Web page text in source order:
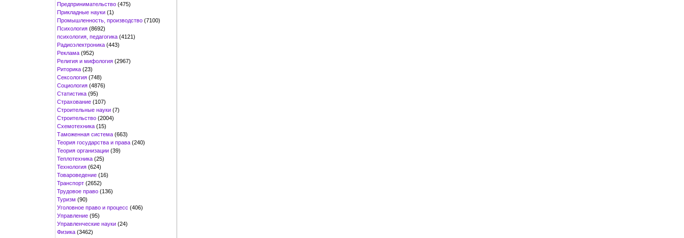
Предпринимательство (475)
Прикладные науки (1)
Промышленность, производство (7100)
Психология (8692)
психология, педагогика (4121)
Радиоэлектроника (443)
Реклама (952)
Религия и мифология (2967)
Риторика (23)
Сексология (748)
Социология (4876)
Статистика (95)
Страхование (107)
Строительные науки (7)
Строительство (2004)
Схемотехника (15)
Таможенная система (663)
Теория государства и права (240)
Теория организации (39)
Теплотехника (25)
Технология (624)
Товароведение (16)
Транспорт (2652)
Трудовое право (136)
Туризм (90)
Уголовное право и процесс (406)
Управление (95)
Управленческие науки (24)
Физика (3462)